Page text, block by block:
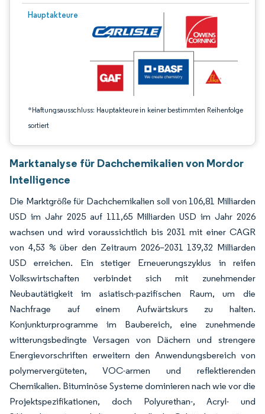
Hauptakteure
*Haftungsausschluss: Hauptakteure in keiner bestimmten Reihenfolge
sortiert
Bild © Mordor Intelligence. Wiederverwendung erfordert Namensnennung
Marktanalyse für Dachchemikalien von Mordor
Intelligence
Die Marktgröße für Dachchemikalien soll von 106,81 Milliarden
USD im Jahr 2025 auf 111,65 Milliarden USD im Jahr 2026
wachsen und wird voraussichtlich bis 2031 mit einer CAGR
von 4,53 % über den Zeitraum 2026–2031 139,32 Milliarden
USD erreichen. Ein stetiger Erneuerungszyklus in reifen
Volkswirtschaften verbindet sich mit zunehmender
Neubautätigkeit im asiatisch-pazifischen Raum, um die
Nachfrage auf einem Aufwärtskurs zu halten.
Konjunkturprogramme im Baubereich, eine zunehmende
witterungsbedingte Versagen von Dächern und strengere
Energievorschriften erweitern den Anwendungsbereich von
polymervergüteten, VOC-armen und reflektierenden
Chemikalien. Bituminöse Systeme dominieren nach wie vor die
Projektspezifikationen, doch Polyurethan-, Acryl- und